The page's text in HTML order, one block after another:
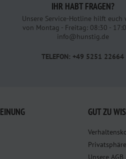
IHR HABT FRAGEN?
Unsere Service-Hotline hilft euch
von Montag - Freitag: 08:30 -
info@hunstig.de
TELEFON: +49 5251 22664
GUT ZU
Unsere AGB